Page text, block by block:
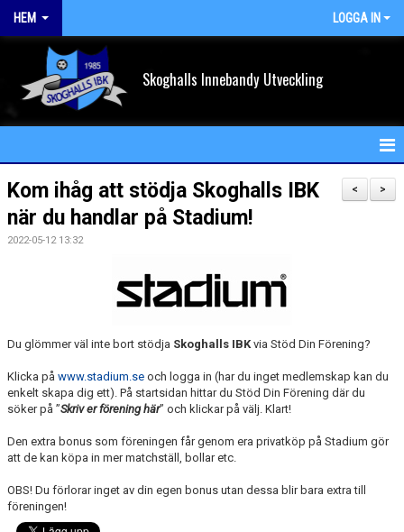
HEM LOGGA IN
Skoghalls Innebandy Utveckling
HEM
NYHETER
VÅRA LAG/TRÄNARE
MATCHER
KONTAKTUPPGIFTER VÅRA LAG
>
<
Kom ihåg att stödja Skoghalls IBK
när du handlar på Stadium!
2022-05-12 13:32
Du glömmer väl inte bort stödja Skoghalls IBKvia Stöd Din Förening?
Klicka på www.stadium.se och logga in (har du inget medlemskap kan du
enkelt skapa dig ett). På startsidan hittar du Stöd Din Förening där du
söker på ”Skriv er förening här” och klickar på välj. Klart!
Den extra bonus som föreningen får genom era privatköp på Stadium gör
att de kan köpa in mer matchställ, bollar etc.
OBS! Du förlorar inget av din egen bonus utan dessa blir bara extra till
föreningen!